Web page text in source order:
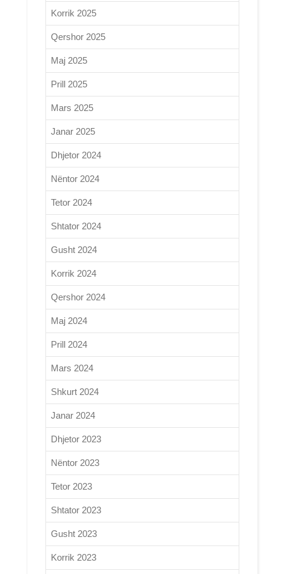
Korrik 2025
Qershor 2025
Maj 2025
Prill 2025
Mars 2025
Janar 2025
Dhjetor 2024
Nëntor 2024
Tetor 2024
Shtator 2024
Gusht 2024
Korrik 2024
Qershor 2024
Maj 2024
Prill 2024
Mars 2024
Shkurt 2024
Janar 2024
Dhjetor 2023
Nëntor 2023
Tetor 2023
Shtator 2023
Gusht 2023
Korrik 2023